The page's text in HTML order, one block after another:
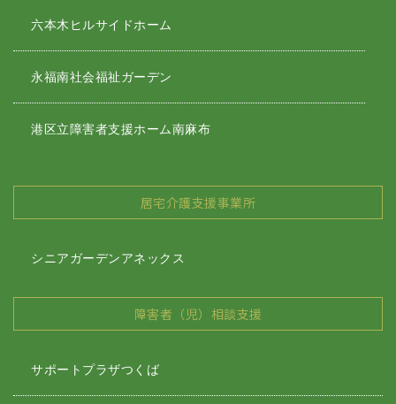
六本木ヒルサイドホーム
永福南社会福祉ガーデン
港区立障害者支援ホーム南麻布
居宅介護支援事業所
シニアガーデンアネックス
障害者（児）相談支援
サポートプラザつくば